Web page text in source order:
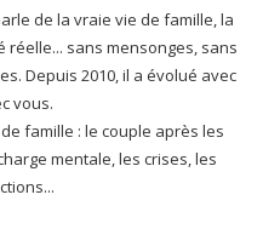
de la vraie vie de famille, la
sans mensonges, sans
Depuis 2010, il a évolué avec
vous.
famille : le couple après les
mentale, les crises, les